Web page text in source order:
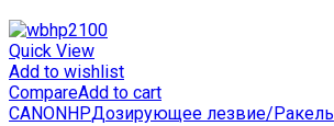
quantity
Quick View
Add to wishlist
CompareAdd to cart
CANON HPДозирующее лезвие/Ракель